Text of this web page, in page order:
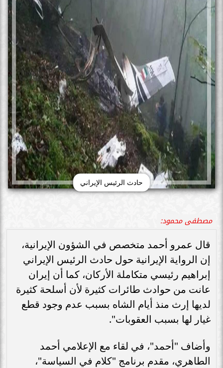
حادث الرئيس الإيراني
مصطفى محمود:
قال عمرو أحمد متخصص في الشؤون الإيرانية،
إن الرواية الإيرانية حول حادث الرئيس الإيراني
إبراهيم رئيسي متكاملة الأركان، كما أن إيران
عانت من حوادث طائرات كثيرة لأن أسلحة كثيرة
لديها إرث منذ أيام الشاه بسبب عدم وجود قطع
غيار لها بسبب العقوبات".
وأضاف "أحمد"، في لقاء مع الإعلامي أحمد
الطاهري، مقدم برنامج "كلام في السياسة"،